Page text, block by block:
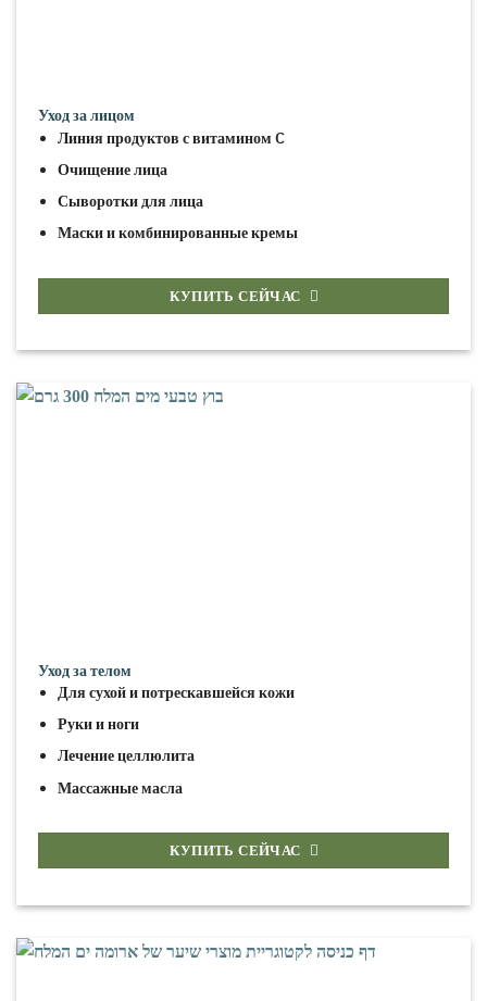
Уход за лицом
Линия продуктов с витамином C
Очищение лица
Сыворотки для лица
Маски и комбинированные кремы
КУПИТЬ СЕЙЧАС
Уход за телом
Для сухой и потрескавшейся кожи
Руки и ноги
Лечение целлюлита
Массажные масла
КУПИТЬ СЕЙЧАС